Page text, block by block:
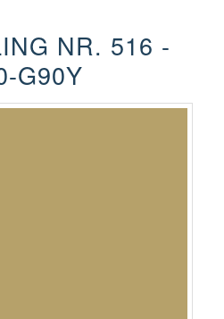
NR. 516 -
G90Y